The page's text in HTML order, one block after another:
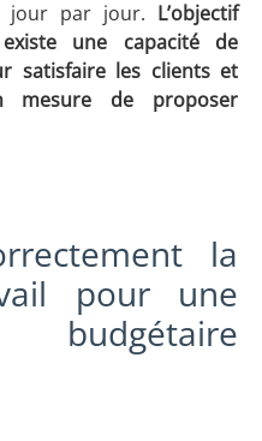
jour par jour. L’objectif
une capacité de
satisfaire les clients et
mesure de proposer
la
pour une